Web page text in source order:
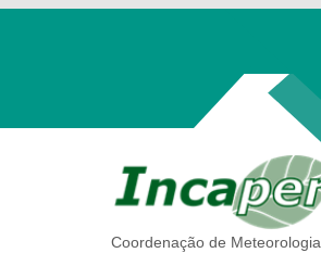
Coordenação de Meteorologia